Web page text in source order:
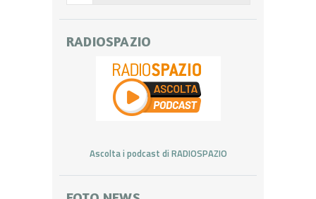
RADIOSPAZIO
Ascolta i podcast di RADIOSPAZIO